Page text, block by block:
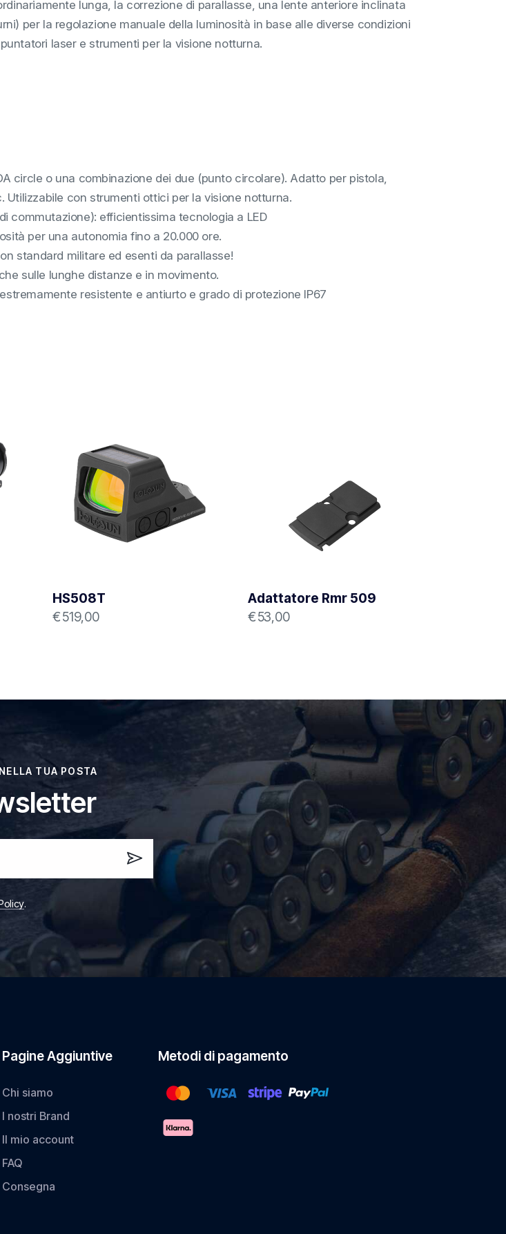
lunga, la correzione di parallasse, una lente anteriore inclinata
per la regolazione manuale della luminosità in base alle diverse condizioni
laser e strumenti per la visione notturna.
circle o una combinazione dei due (punto circolare). Adatto per pistola,
Utilizzabile con strumenti ottici per la visione notturna.
commutazione): efficientissima tecnologia a LED
per una autonomia fino a 20.000 ore.
standard militare ed esenti da parallasse!
sulle lunghe distanze e in movimento.
resistente e antiurto e grado di protezione IP67
HS508T
€519,00
Adattatore Rmr 509
€53,00
TUA POSTA
Iscrivi
.
Pagine Aggiuntive
Chi siamo
I nostri Brand
Il mio account
FAQ
Consegna
Metodi di pagamento